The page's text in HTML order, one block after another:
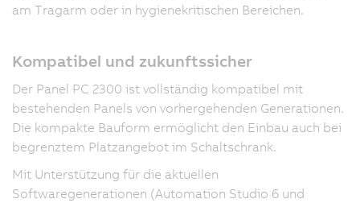
am Tragarm oder in hygienekritischen Bereichen.
Kompatibel und zukunftssicher
Der Panel PC 2300 ist vollständig kompatibel mit
bestehenden Panels von vorhergehenden Generationen.
Die kompakte Bauform ermöglicht den Einbau auch bei
begrenztem Platzangebot im Schaltschrank.
Mit Unterstützung für die aktuellen
Softwaregenerationen (Automation Studio 6 und